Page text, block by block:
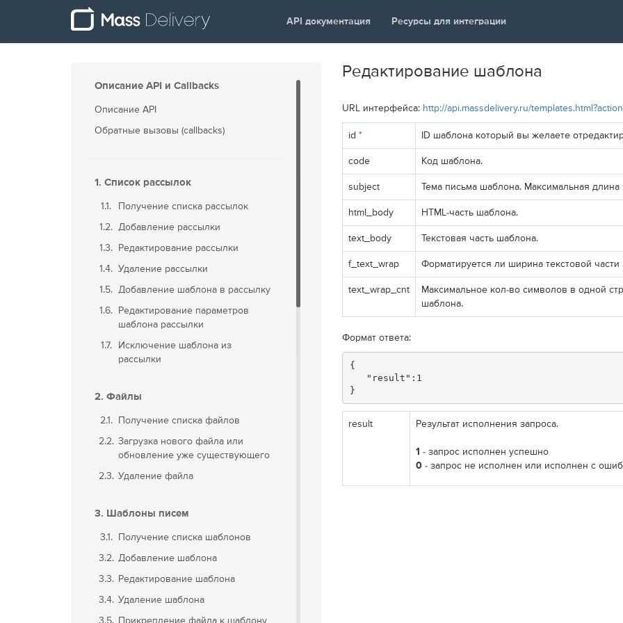
API документация Ресурсы для интеграции
Описание API и Callbacks
Описание API
Обратные вызовы (callbacks)
1. Список рассылок
1.1. Получение списка рассылок
1.2. Добавление рассылки
1.3. Редактирование рассылки
1.4. Удаление рассылки
1.5. Добавление шаблона в рассылку
1.6.
Редактирование параметров
шаблона рассылки
1.7.
Исключение шаблона из
рассылки
2. Файлы
2.1. Получение списка файлов
2.2. Загрузка нового файла или
обновление уже существующего
2.3. Удаление файла
3. Шаблоны писем
3.1. Получение списка шаблонов
3.2. Добавление шаблона
3.3. Редактирование шаблона
3.4. Удаление шаблона
3.5. Прикрепление файла к шаблону
Редактирование шаблона
URL интерфейса: http://api.massdelivery.ru/
id * ID шаблона который вы желаете
code Код шаблона.
subject Тема письма шаблона. Максимальная
html_body HTML-часть шаблона.
text_body Текстовая часть шаблона.
f_text_wrap Форматируется ли ширина текстовой
text_wrap_cnt
Максимальное кол-во символов в одной
шаблона.
Формат ответа:
{
   "result":1
result Результат исполнения запроса.
1 - запрос исполнен успешно
0 - запрос не исполнен или исполнен с